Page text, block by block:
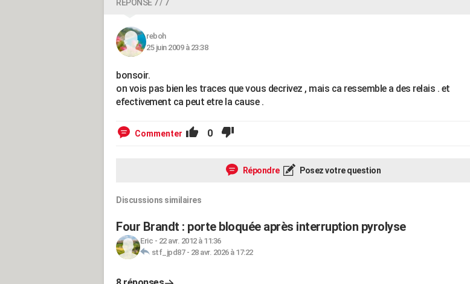
RÉPONSE 7 / 7
reboh
25 juin 2009 à 23:38
bonsoir.
on vois pas bien les traces que vous decrivez , mais ca ressemble a des relais . et
efectivement ca peut etre la cause .
Commenter 0
Répondre Posez votre question
Discussions similaires
Four Brandt : porte bloquée après interruption pyrolyse
Eric - 22 avr. 2012 à 11:36
stf_jpd87- 28 avr. 2026 à 17:22